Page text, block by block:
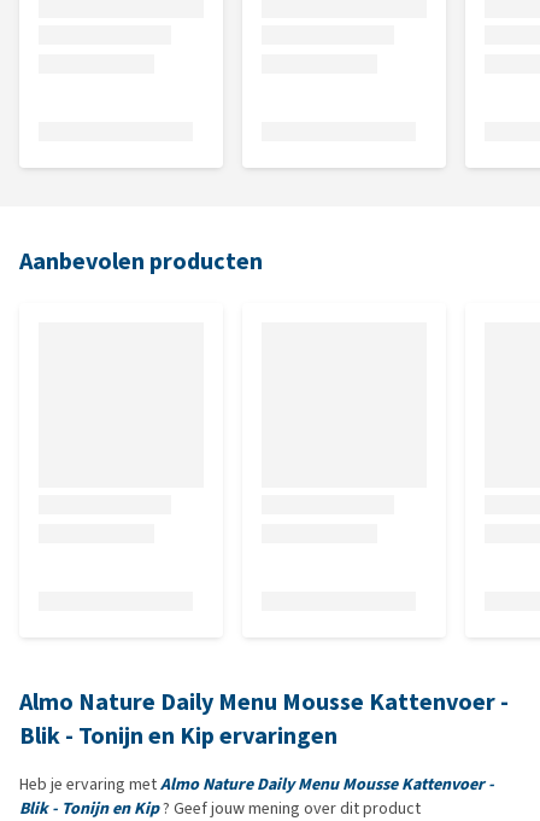
Aanbevolen producten
Almo Nature Daily Menu Mousse Kattenvoer -
Blik - Tonijn en Kip ervaringen
Heb je ervaring metAlmo Nature Daily Menu Mousse Kattenvoer -
Blik - Tonijn en Kip? Geef jouw mening over dit product